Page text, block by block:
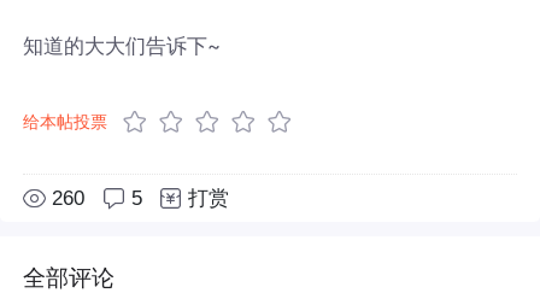
知道的大大们告诉下~
给本帖投票
260 5 打赏
全部评论